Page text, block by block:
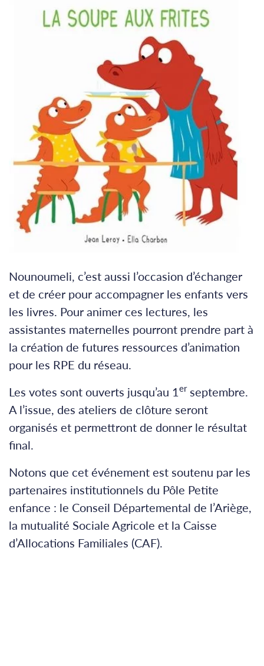
Nounoumeli, c’est aussi l’occasion d’échanger
et de créer pour accompagner les enfants vers
les livres. Pour animer ces lectures, les
assistantes maternelles pourront prendre part à
la création de futures ressources d’animation
pour les RPE du réseau.
Les votes sont ouverts jusqu’au 1 erseptembre.
A l’issue, des ateliers de clôture seront
organisés et permettront de donner le résultat
final.
Notons que cet événement est soutenu par les
partenaires institutionnels du Pôle Petite
enfance : le Conseil Départemental de l’Ariège,
la mutualité Sociale Agricole et la Caisse
d’Allocations Familiales (CAF).